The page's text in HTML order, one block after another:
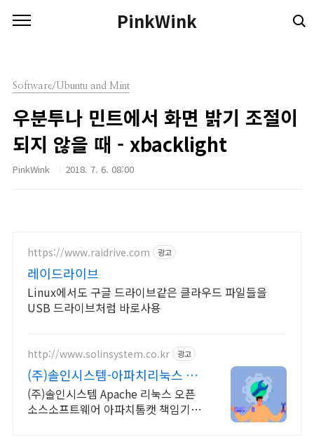
PinkWink
Software/Ubuntu and Mint
우분투나 민트에서 화면 밝기 조절이
되지 않을 때 - xbacklight
PinkWink 2018. 7. 6. 08:00
https://www.raidrive.com 광고
레이드라이브
Linux에서도 구글 드라이브같은 클라우드 파일들을
USB 드라이브처럼 바로사용
http://www.solinsystem.co.kr 광고
(주)솔인시스템-아파치리눅스 20
년이상 기술지원 노하우
(주)솔인시스템 Apache 리눅스 오픈
소스소프트웨어 아파치톰캣 책임기술